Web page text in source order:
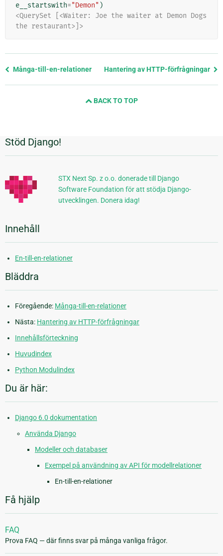
e__startswith="Demon" )
<QuerySet [<Waiter: Joe the waiter at Demon Dogs
the restaurant>]>
Föregående
Många-till-en-relationer Hantering av HTTP-förfrågningar
BACK TO TOP
Ytterligare
information
Stöd Django!
STX Next Sp. z o.o. donerade till Django
Software Foundation för att stödja Django-
utvecklingen. Donera idag!
Innehåll
En-till-en-relationer
Bläddra
Föregående: Många-till-en-relationer
Nästa: Hantering av HTTP-förfrågningar
Innehållsförteckning
Huvudindex
Python Modulindex
Du är här:
Django 6.0 dokumentation
Använda Django
Modeller och databaser
Exempel på användning av API för modellrelationer
En-till-en-relationer
Få hjälp
FAQ
Prova FAQ — där finns svar på många vanliga frågor.